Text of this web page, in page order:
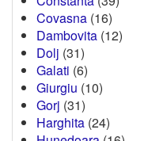
Covasna (16)
Dambovita (12)
Dolj (31)
Galati (6)
Giurgiu (10)
Gorj (31)
Harghita (24)